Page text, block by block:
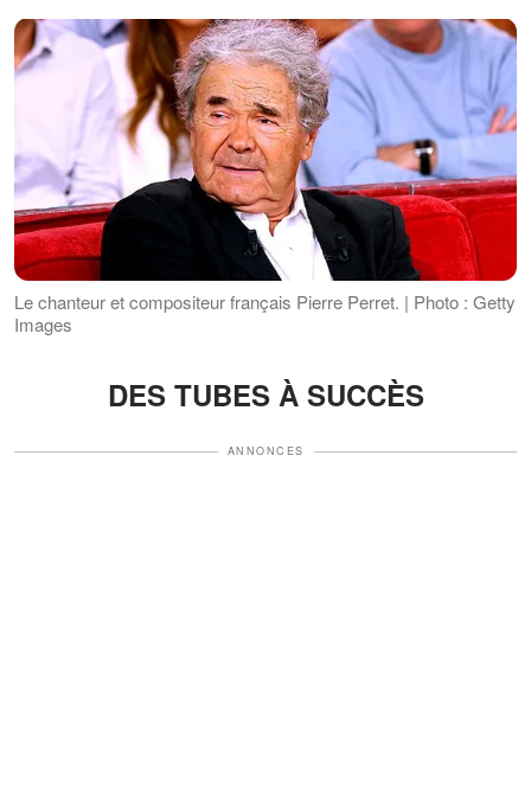
Le chanteur et compositeur français Pierre Perret. | Photo : Getty
Images
DES TUBES À SUCCÈS
ANNONCES